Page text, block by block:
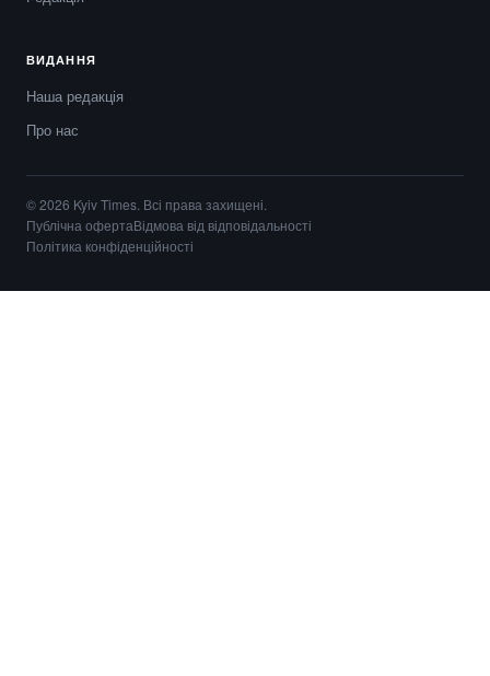
ВИДАННЯ
Наша редакція
Про нас
© 2026 Kyiv Times. Всі права захищені.
Публічна офертаВідмова від відповідальності
Політика конфіденційності